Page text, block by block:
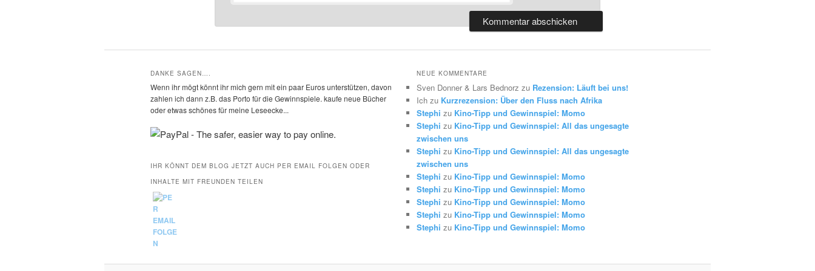
DANKE SAGEN….
Wenn ihr mögt könnt ihr mich gern mit ein paar Euros unterstützen, davon
zahlen ich dann z.B. das Porto für die Gewinnspiele. kaufe neue Bücher
oder etwas schönes für meine Leseecke...
IHR KÖNNT DEM BLOG JETZT AUCH PER EMAIL FOLGEN ODER
INHALTE MIT FREUNDEN TEILEN
NEUE KOMMENTARE
Sven Donner & Lars Bednorz zu Rezension: Läuft bei uns!
Ich zu Kurzrezension: Über den Fluss nach Afrika
Stephi zu Kino-Tipp und Gewinnspiel: Momo
Stephi zu Kino-Tipp und Gewinnspiel: All das ungesagte
zwischen uns
Stephi zu Kino-Tipp und Gewinnspiel: All das ungesagte
zwischen uns
Stephi zu Kino-Tipp und Gewinnspiel: Momo
Stephi zu Kino-Tipp und Gewinnspiel: Momo
Stephi zu Kino-Tipp und Gewinnspiel: Momo
Stephi zu Kino-Tipp und Gewinnspiel: Momo
Stephi zu Kino-Tipp und Gewinnspiel: Momo